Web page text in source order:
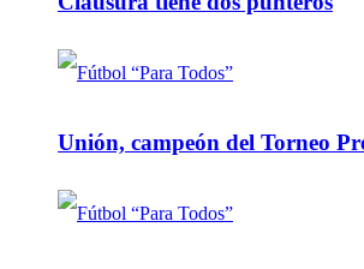
Unión, campeón del Torneo